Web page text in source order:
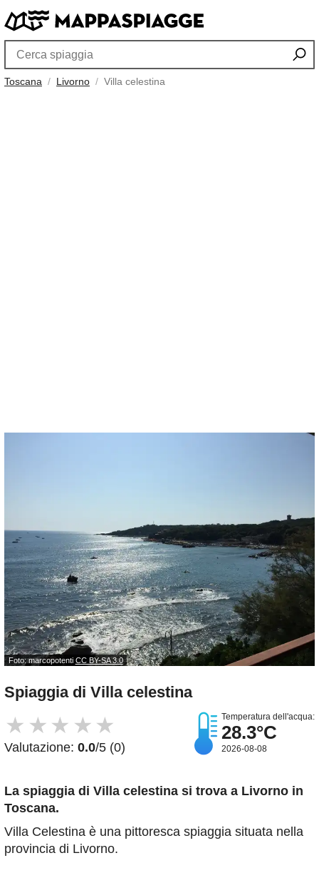
Toscana Livorno Villa celestina
Foto: marcopotenti CC BY-SA 3.0
Spiaggia di Villa celestina
★ ★ ★ ★ ★
Valutazione: 0.0/5 (0)
Temperatura dell'acqua:
28.3°C
2026-08-08
La spiaggia di Villa celestina si trova a Livorno in
Toscana.
Villa Celestina è una pittoresca spiaggia situata nella
provincia di Livorno.